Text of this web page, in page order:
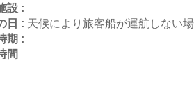
設 :
日 : 天候により旅客船が運航しない
期 :
間